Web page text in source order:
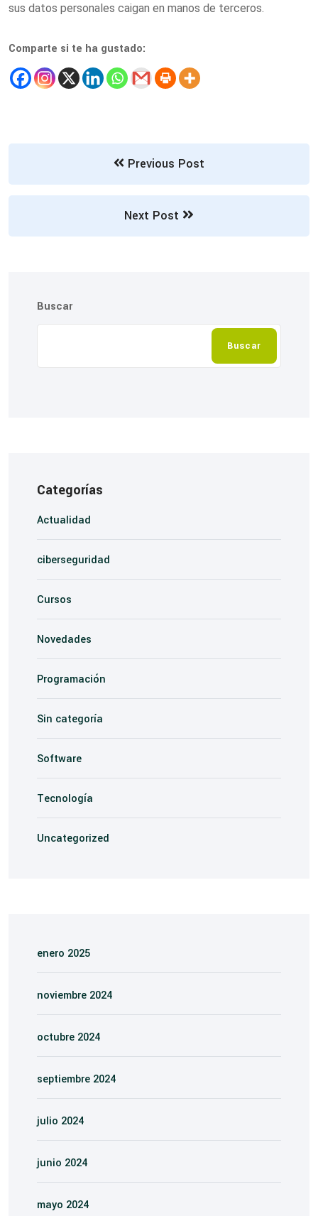
sus datos personales caigan en manos de terceros.
Comparte si te ha gustado:
Previous Post
Next Post
Buscar
Buscar
Categorías
Actualidad
ciberseguridad
Cursos
Novedades
Programación
Sin categoría
Software
Tecnología
Uncategorized
enero 2025
noviembre 2024
octubre 2024
septiembre 2024
julio 2024
junio 2024
mayo 2024